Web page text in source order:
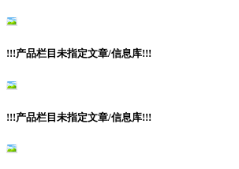
!!!产品栏目未指定文章/信息库!!!
!!!产品栏目未指定文章/信息库!!!